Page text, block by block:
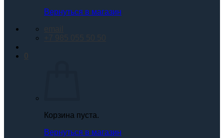
Вернуться в магазин
email
+7 985 055 50 50
Корзина пуста.
Вернуться в магазин